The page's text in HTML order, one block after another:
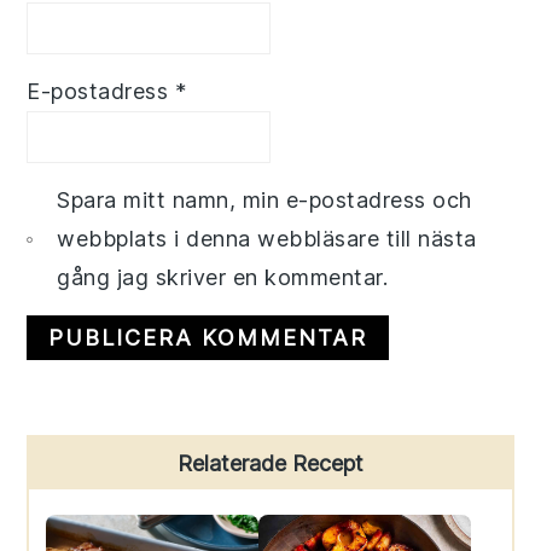
E-postadress *
Spara mitt namn, min e-postadress och
webbplats i denna webbläsare till nästa
gång jag skriver en kommentar.
Sidebar
Relaterade Recept